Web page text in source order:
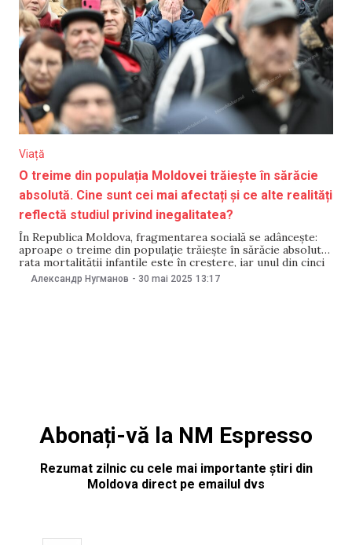
Viață
O treime din populația Moldovei trăiește în sărăcie
absolută. Cine sunt cei mai afectați și ce alte realități
reflectă studiul privind inegalitatea?
În Republica Moldova, fragmentarea socială se adâncește:
aproape o treime din populație trăiește în sărăcie absolută,
rata mortalității infantile este în creștere, iar unul din cinci
locuitori consideră că victima unui viol poartă vina pentru
cele întâmplate. Aceste concluzii apar în noul raport
Александр Нугманов - 30 mai 2025 13:17
Abonați-vă la NM Espresso
Rezumat zilnic cu cele mai importante știri din
Moldova direct pe emailul dvs